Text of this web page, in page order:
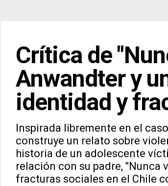
Crítica de
Anwandter y
identidad y
Inspirada libremente en el
construye un relato sobre
historia de un adolescente
relación con su padre, "Nunca
fracturas sociales en el Chile